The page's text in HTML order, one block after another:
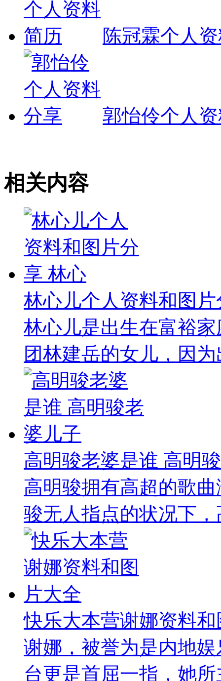
陈冠霖个人
郭怡伶个人
相关内容
林心儿个人资料和图
林心儿是出生在富裕
团林建岳的女儿，因
高明骏老婆是谁 高明
高明骏拥有高超的歌
骏无人指点的状况下
快乐大本营谢娜资料
谢娜，被誉为是内地
台更是首屈一指，她